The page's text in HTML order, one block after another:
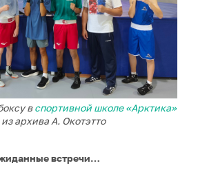
вспортивной школе «Арктика»
архива А. Окотэтто
встречи…